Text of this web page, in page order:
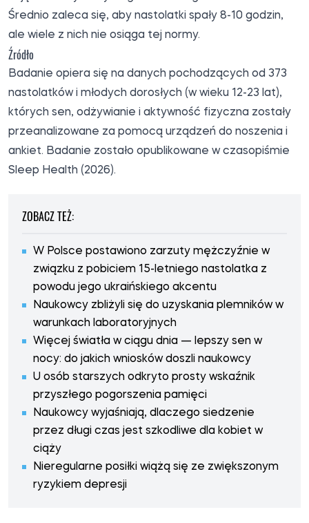
Średnio zaleca się, aby nastolatki spały 8-10 godzin,
ale wiele z nich nie osiąga tej normy.
Źródło
Badanie opiera się na danych pochodzących od 373
nastolatków i młodych dorosłych (w wieku 12-23 lat),
których sen, odżywianie i aktywność fizyczna zostały
przeanalizowane za pomocą urządzeń do noszenia i
ankiet. Badanie zostało opublikowane w czasopiśmie
Sleep Health (2026).
ZOBACZ TEŻ:
W Polsce postawiono zarzuty mężczyźnie w
związku z pobiciem 15-letniego nastolatka z
powodu jego ukraińskiego akcentu
Naukowcy zbliżyli się do uzyskania plemników w
warunkach laboratoryjnych
Więcej światła w ciągu dnia — lepszy sen w
nocy: do jakich wniosków doszli naukowcy
U osób starszych odkryto prosty wskaźnik
przyszłego pogorszenia pamięci
Naukowcy wyjaśniają, dlaczego siedzenie
przez długi czas jest szkodliwe dla kobiet w
ciąży
Nieregularne posiłki wiążą się ze zwiększonym
ryzykiem depresji